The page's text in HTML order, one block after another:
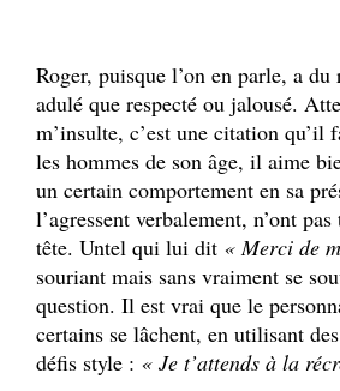
Roger, puisque l’on en parle, a
adulé que respecté ou jalousé.
m’insulte, c’est une citation qu’il
les hommes de son âge, il aime
un certain comportement en sa
l’agressent verbalement, n’ont
tête. Untel qui lui dit « Merci de
souriant mais sans vraiment se
question. Il est vrai que le
certains se lâchent, en utilisant
défis style : « Je t’attends à la